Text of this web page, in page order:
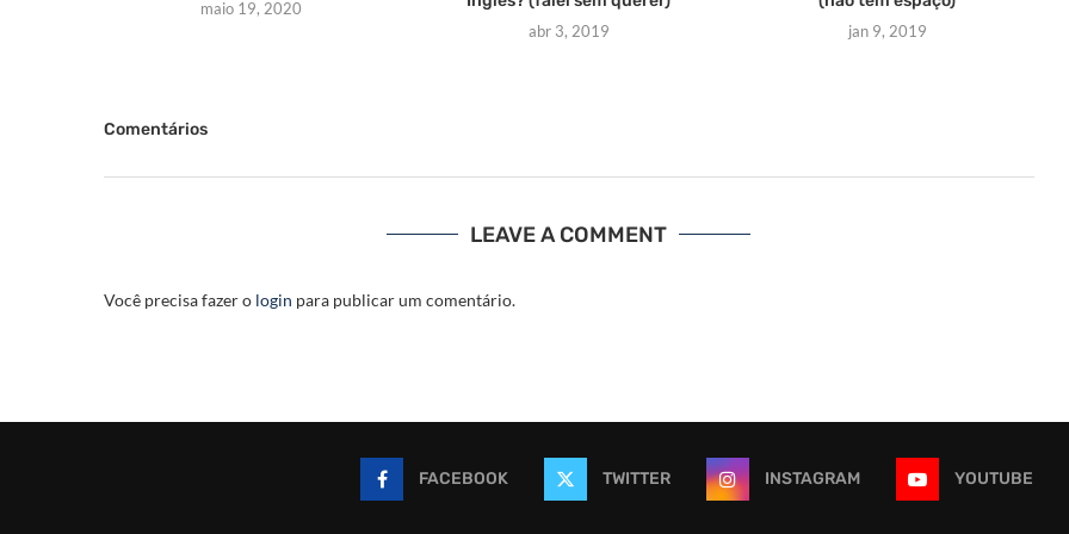
maio 19, 2020
abr 3, 2019 jan 9, 2019
Comentários
LEAVE A COMMENT
Você precisa fazer o login para publicar um comentário.
FACEBOOK TWITTER INSTAGRAM YOUTUBE